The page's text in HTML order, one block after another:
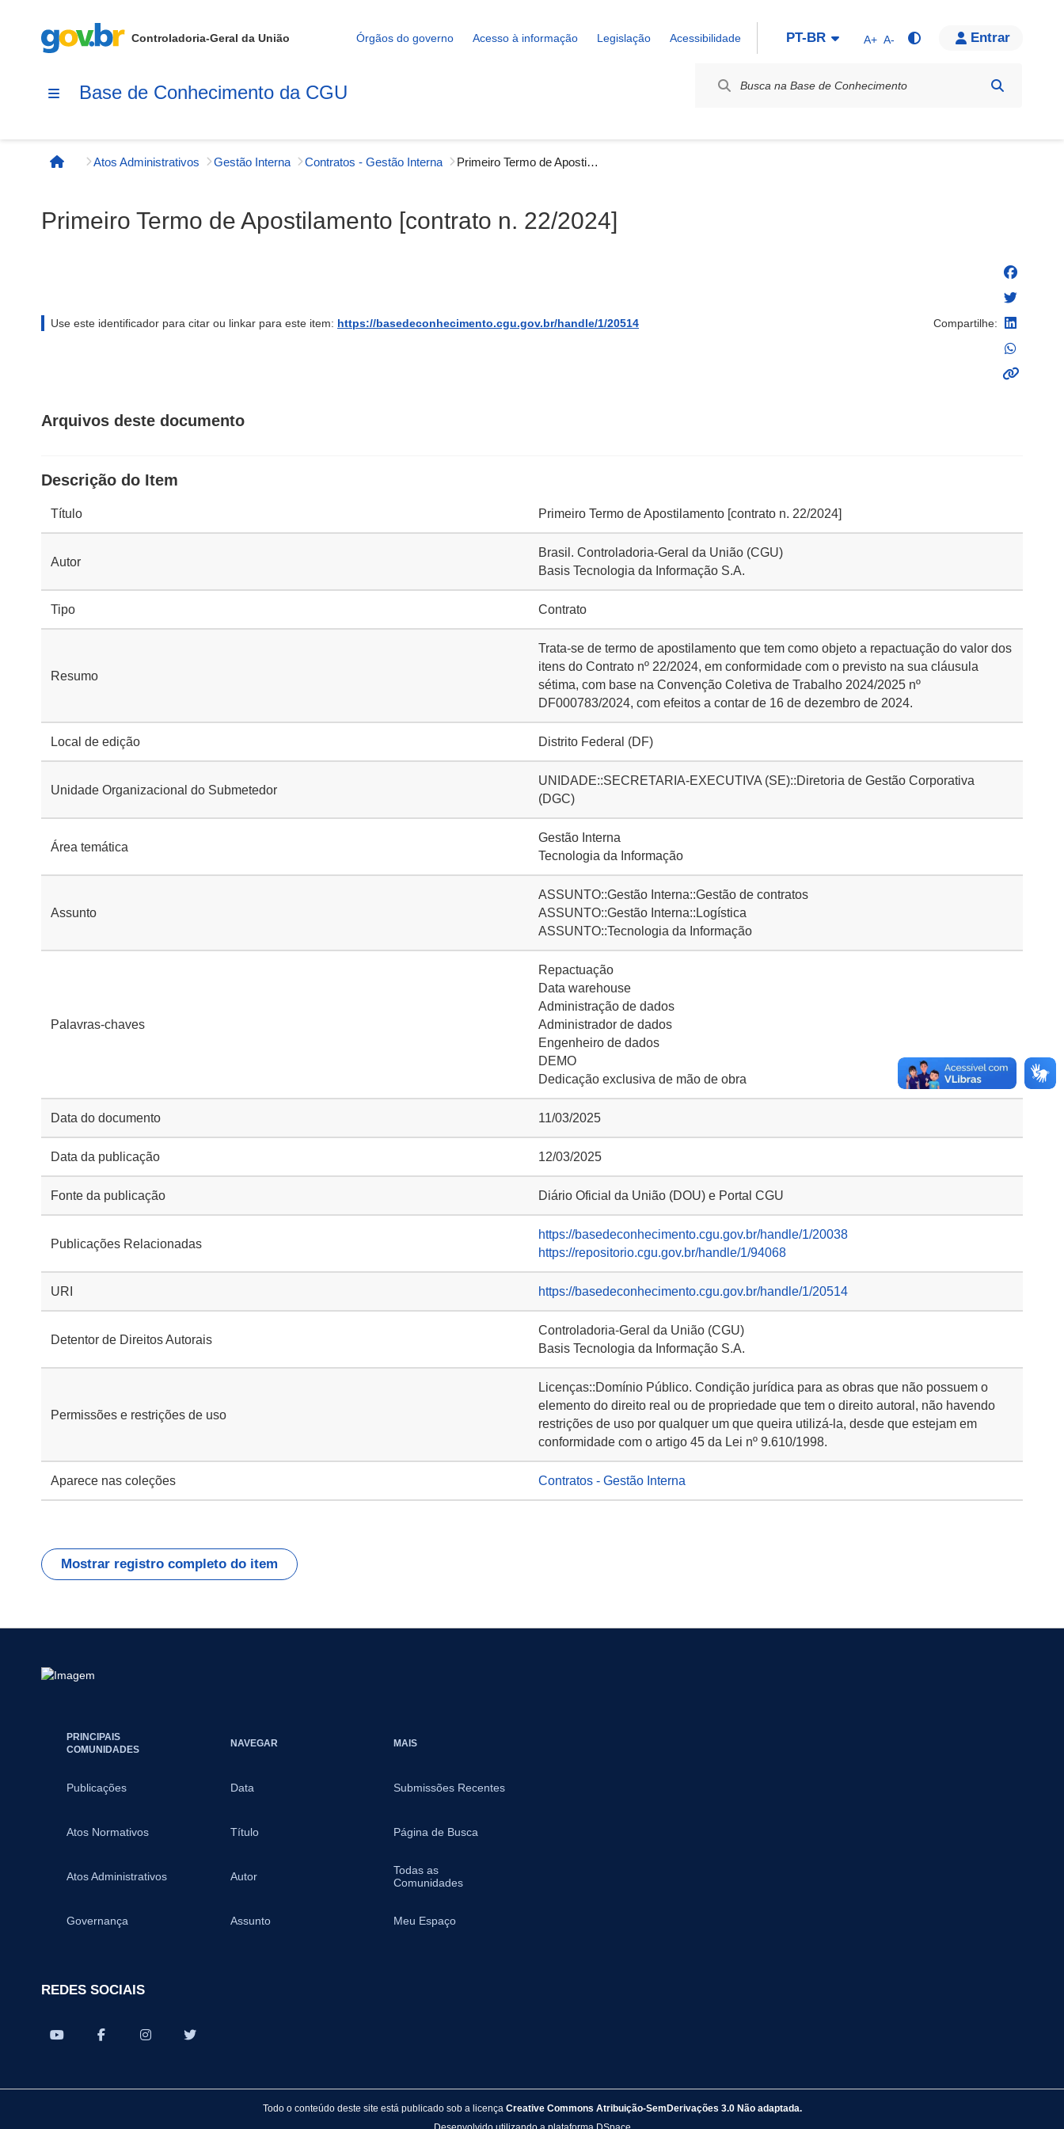
Controladoria-Geral da União Órgãos do governo Acesso à informação Legislação Acessibilidade PT-BR A+ A- Entrar
Base de Conhecimento da CGU
Página inicial
Atos Administrativos Gestão Interna Contratos - Gestão Interna Primeiro Termo de Apostilamento [contrato n. 22/2024]
Primeiro Termo de Apostilamento [contrato n. 22/2024]
Use este identificador para citar ou linkar para este item: https://basedeconhecimento.cgu.gov.br/handle/1/20514 Compartilhe:
Arquivos deste documento
Descrição do Item
Título Primeiro Termo de Apostilamento [contrato n. 22/2024]
Autor
Brasil. Controladoria-Geral da União (CGU)
Basis Tecnologia da Informação S.A.
Tipo Contrato
Resumo
Trata-se de termo de apostilamento que tem como objeto a repactuação do valor dos
itens do Contrato nº 22/2024, em conformidade com o previsto na sua cláusula
sétima, com base na Convenção Coletiva de Trabalho 2024/2025 nº
DF000783/2024, com efeitos a contar de 16 de dezembro de 2024.
Local de edição Distrito Federal (DF)
Unidade Organizacional do Submetedor
UNIDADE::SECRETARIA-EXECUTIVA (SE)::Diretoria de Gestão Corporativa
(DGC)
Área temática
Gestão Interna
Tecnologia da Informação
Assunto
ASSUNTO::Gestão Interna::Gestão de contratos
ASSUNTO::Gestão Interna::Logística
ASSUNTO::Tecnologia da Informação
Palavras-chaves
Repactuação
Data warehouse
Administração de dados
Administrador de dados
Engenheiro de dados
DEMO
Dedicação exclusiva de mão de obra
Data do documento 11/03/2025
Data da publicação 12/03/2025
Fonte da publicação Diário Oficial da União (DOU) e Portal CGU
Publicações Relacionadas
https://basedeconhecimento.cgu.gov.br/handle/1/20038
https://repositorio.cgu.gov.br/handle/1/94068
URI https://basedeconhecimento.cgu.gov.br/handle/1/20514
Detentor de Direitos Autorais
Controladoria-Geral da União (CGU)
Basis Tecnologia da Informação S.A.
Permissões e restrições de uso
Licenças::Domínio Público. Condição jurídica para as obras que não possuem o
elemento do direito real ou de propriedade que tem o direito autoral, não havendo
restrições de uso por qualquer um que queira utilizá-la, desde que estejam em
conformidade com o artigo 45 da Lei nº 9.610/1998.
Aparece nas coleções Contratos - Gestão Interna
Mostrar registro completo do item
PRINCIPAIS
COMUNIDADES
Publicações
Atos Normativos
Atos Administrativos
Governança
NAVEGAR
Data
Título
Autor
Assunto
MAIS
Submissões Recentes
Página de Busca
Todas as
Comunidades
Meu Espaço
REDES SOCIAIS
Todo o conteúdo deste site está publicado sob a licença Creative Commons Atribuição-SemDerivações 3.0 Não adaptada.